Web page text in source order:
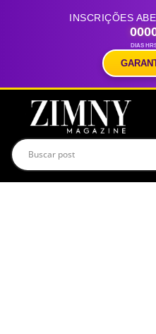
INSCRIÇÕES
00
DIAS